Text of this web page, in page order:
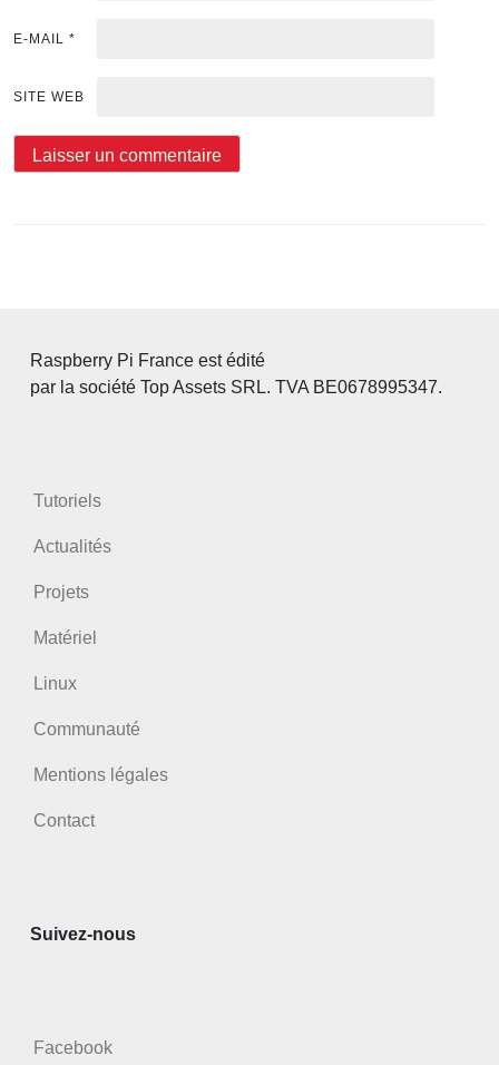
E-MAIL *
SITE WEB
Raspberry Pi France est édité
par la société Top Assets SRL. TVA BE0678995347.
Tutoriels
Actualités
Projets
Matériel
Linux
Communauté
Mentions légales
Contact
Suivez-nous
Facebook